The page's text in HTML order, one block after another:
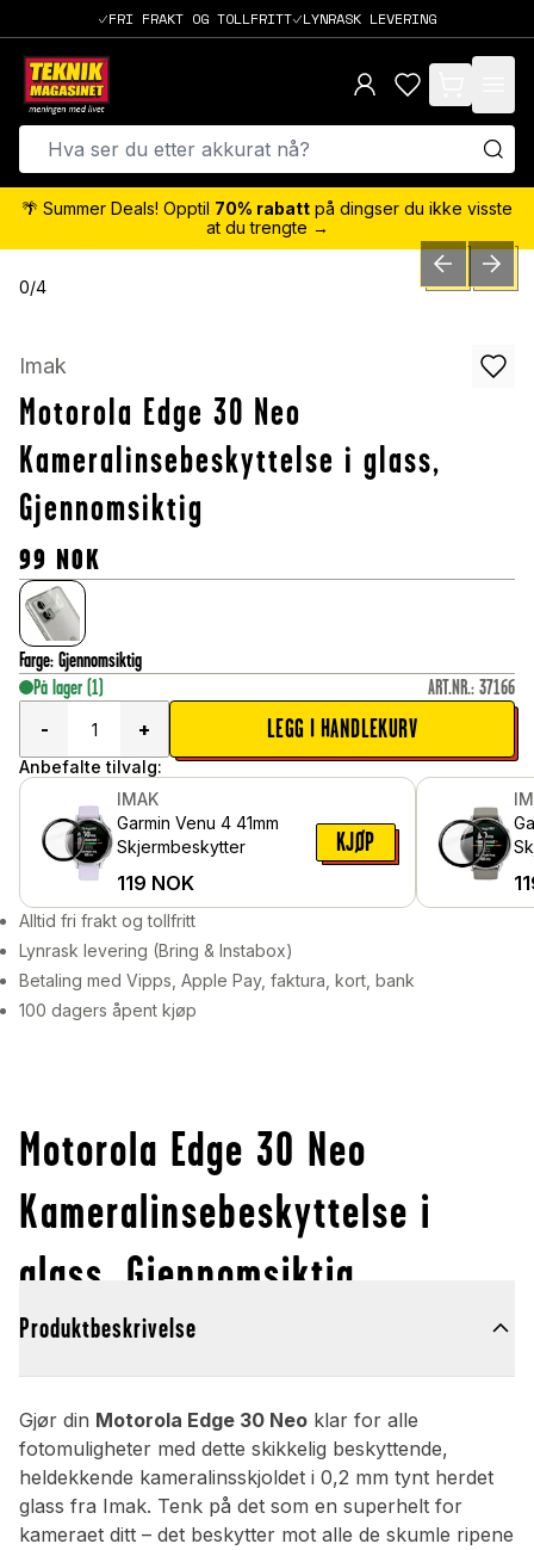
FRI FRAKT OG TOLLFRITT LYNRASK LEVERING
items in cart,
🌴 Summer Deals! Opptil 70% rabatt på dingser du ikke visste
at du trengte →
0/4 PREVIOUSNEXT
Imak
Motorola Edge 30 Neo
Kameralinsebeskyttelse i glass,
Gjennomsiktig
99 NOK
Farge: Gjennomsiktig
På lager (1) ART.NR.: 37166
-
+ LEGG I HANDLEKURV
Anbefalte tilvalg:
IMAK
Garmin Venu 4 41mm
Skjermbeskytter
119 NOK
KJØP
Alltid fri frakt og tollfritt
Lynrask levering (Bring & Instabox)
Betaling med Vipps, Apple Pay, faktura, kort, bank
100 dagers åpent kjøp
Motorola Edge 30 Neo
Kameralinsebeskyttelse i
glass, Gjennomsiktig
Produktbeskrivelse
Gjør din Motorola Edge 30 Neo klar for alle
fotomuligheter med dette skikkelig beskyttende,
heldekkende kameralinsskjoldet i 0,2 mm tynt herdet
glass fra Imak. Tenk på det som en superhelt for
kameraet ditt – det beskytter mot alle de skumle ripene